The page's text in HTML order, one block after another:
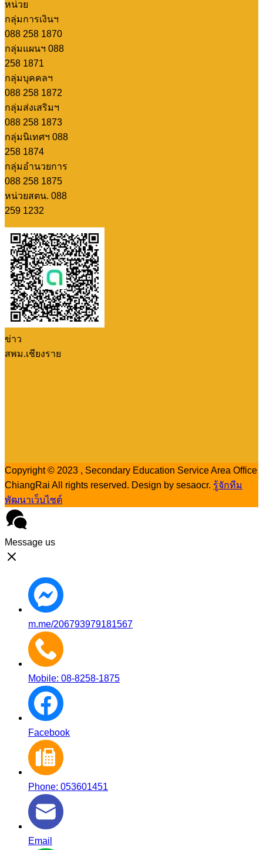
หน่วย
กลุ่มการเงินฯ
088 258 1870
กลุ่มแผนฯ 088
258 1871
กลุ่มบุคคลฯ
088 258 1872
กลุ่มส่งเสริมฯ
088 258 1873
กลุ่มนิเทศฯ 088
258 1874
กลุ่มอำนวยการ
088 258 1875
หน่วยสตน. 088
259 1232
ข่าว
สพม.เชียงราย
Copyright © 2023 , Secondary Education Service Area Office
ChiangRai All rights reserved. Design by sesaocr. รู้จักทีม
พัฒนาเว็บไซต์
Message us
m.me/206793979181567
Mobile: 08-8258-1875
Facebook
Phone: 053601451
Email